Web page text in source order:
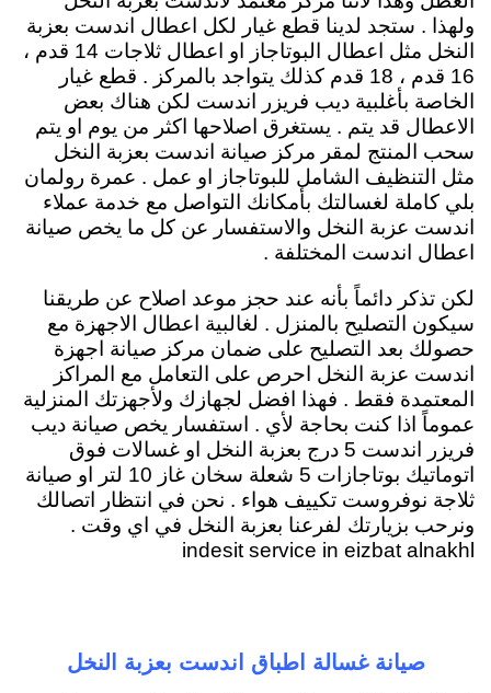
ولهذا . ستجد لدينا قطع غيار لكل اعطال اندست بعزبة
النخل مثل اعطال البوتاجاز او اعطال ثلاجات 14 قدم ،
16 قدم ، 18 قدم كذلك يتواجد بالمركز . قطع غيار
الخاصة بأغلبية ديب فريزر اندست لكن هناك بعض
الاعطال قد يتم . يستغرق اصلاحها اكثر من يوم او يتم
سحب المنتج لمقر مركز صيانة اندست بعزبة النخل
مثل التنظيف الشامل للبوتاجاز او عمل . عمرة رولمان
بلي كاملة لغسالتك بأمكانك التواصل مع خدمة عملاء
اندست عزبة النخل والاستفسار عن كل ما يخص صيانة
اعطال اندست المختلفة .
لكن تذكر دائماً بأنه عند حجز موعد اصلاح عن طريقنا
سيكون التصليح بالمنزل . لغالبية اعطال الاجهزة مع
حصولك بعد التصليح على ضمان مركز صيانة اجهزة
اندست عزبة النخل احرص على التعامل مع المراكز
المعتمدة فقط . فهذا افضل لجهازك ولأجهزتك المنزلية
عموماً اذا كنت بحاجة لأي . استفسار يخص صيانة ديب
فريزر اندست 5 درج بعزبة النخل او غسالات فوق
اتوماتيك بوتاجازات 5 شعلة سخان غاز 10 لتر او صيانة
ثلاجة نوفروست تكييف هواء . نحن في انتظار اتصالك
ونرحب بزيارتك لفرعنا بعزبة النخل في اي وقت .
indesit service in eizbat alnakhl
صيانة غسالة اطباق اندست بعزبة النخل